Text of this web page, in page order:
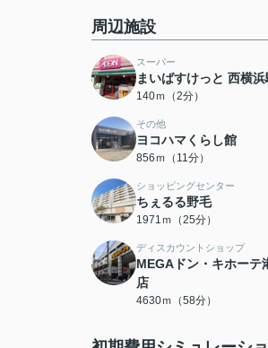
周辺施設
スーパー
まいばすけっと 西横
140ｍ（2分）
その他
ヨコハマくらし館
856ｍ（11分）
ショッピングセンター
ちぇるる野毛
1971ｍ（25分）
ディスカウントショップ
MEGAドン・キホーテ
店
4630ｍ（58分）